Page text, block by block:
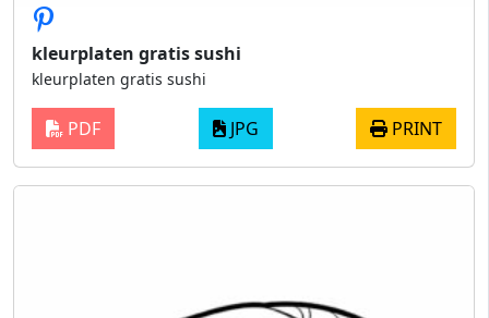
kleurplaten gratis sushi
kleurplaten gratis sushi
PDF JPG PRINT